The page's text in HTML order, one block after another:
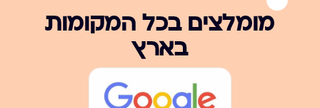
מומלצים בכל המקומות
בארץ